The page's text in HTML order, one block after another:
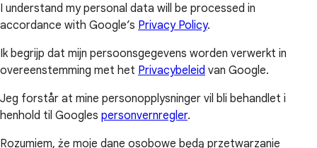
I understand my personal data will be processed in
accordance with Google’s Privacy Policy.
Ik begrijp dat mijn persoonsgegevens worden verwerkt in
overeenstemming met het Privacybeleid van Google.
Jeg forstår at mine personopplysninger vil bli behandlet i
henhold til Googles personvernregler.
Rozumiem, że moje dane osobowe będą przetwarzanie